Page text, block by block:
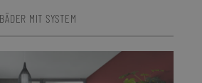
MIT SYSTEM